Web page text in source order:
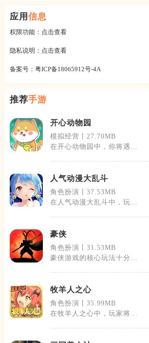
应用 信息
权限功能： 点击查看
隐私说明： 点击查看
备案号： 粤ICP备18065912号-4A
推荐手游
开心动物园
模拟经营丨27.70MB
在开心动物园中，你将遇到
人气动漫大乱斗
角色扮演丨37.53MB
在人气动漫大乱斗中，玩家
豪侠
角色扮演丨31.53MB
豪侠游戏的核心玩法十分丰
牧羊人之心
角色扮演丨35.99MB
在牧羊人之心中，玩家将体